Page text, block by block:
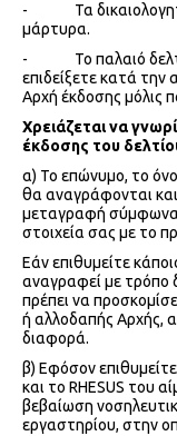
- Τα
μάρτυρα.
- Το παλαιό
επιδείξετε κατά
Αρχή έκδοσης μόλις
Χρειάζεται να
έκδοσης του
α) Το επώνυμο, το
θα αναγράφονται
μεταγραφή σύμφωνα
στοιχεία σας με το
Εάν επιθυμείτε
αναγραφεί με τρόπο
πρέπει να
ή αλλοδαπής Αρχής,
διαφορά.
β) Εφόσον
και το RHESUS του
βεβαίωση
εργαστηρίου, στην